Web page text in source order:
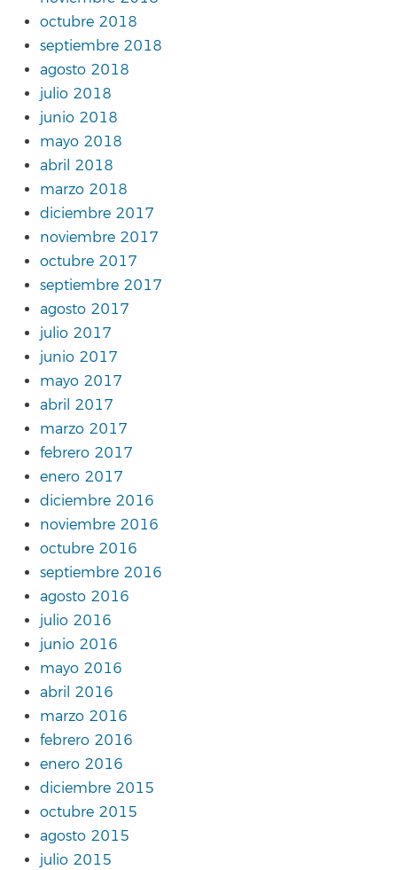
octubre 2018
septiembre 2018
agosto 2018
julio 2018
junio 2018
mayo 2018
abril 2018
marzo 2018
diciembre 2017
noviembre 2017
octubre 2017
septiembre 2017
agosto 2017
julio 2017
junio 2017
mayo 2017
abril 2017
marzo 2017
febrero 2017
enero 2017
diciembre 2016
noviembre 2016
octubre 2016
septiembre 2016
agosto 2016
julio 2016
junio 2016
mayo 2016
abril 2016
marzo 2016
febrero 2016
enero 2016
diciembre 2015
octubre 2015
agosto 2015
julio 2015